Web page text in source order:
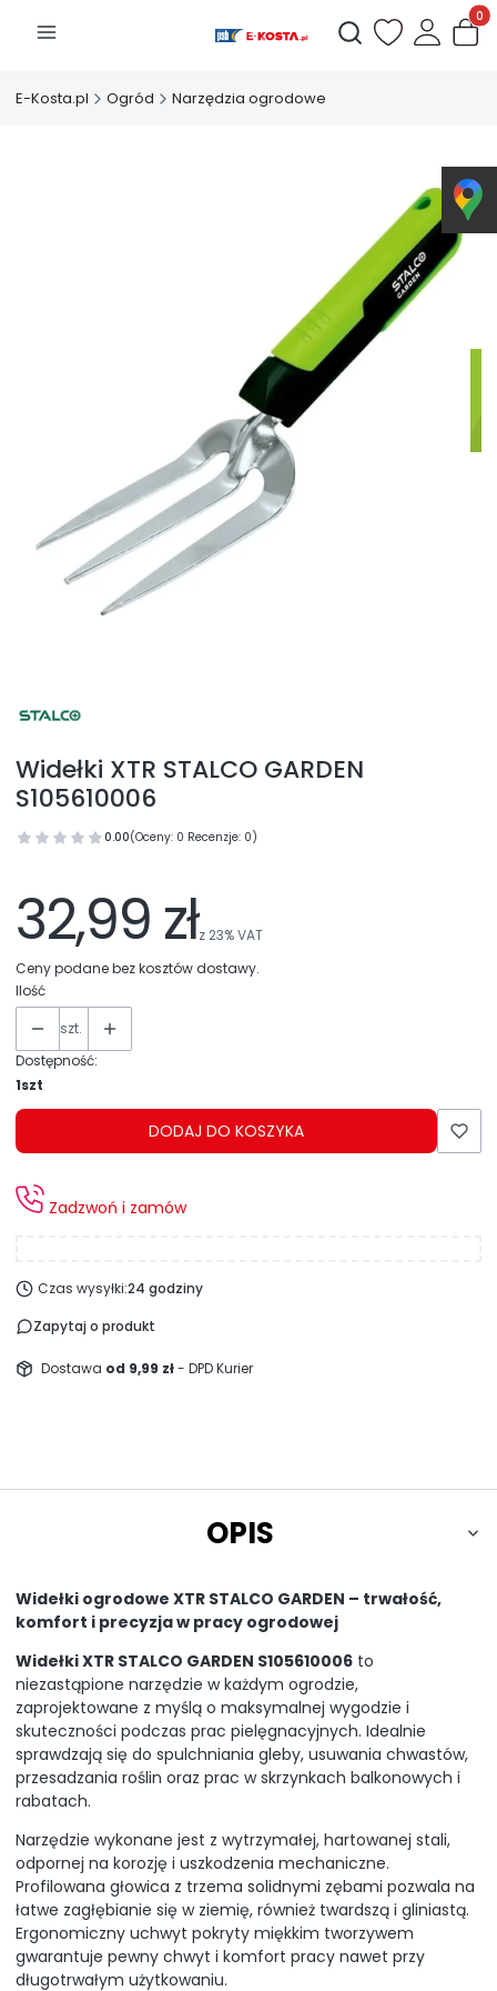
Otwórz wyszukiwarkę
E-Kosta.pl Ogród Narzędzia ogrodowe
Widełki XTR STALCO GARDEN
S105610006
0.00(Oceny: 0 Recenzje: 0)
32,99 złz 23%VAT
Ceny podane bez kosztów dostawy.
Ilość
szt.
Dostępność:
1szt
DODAJ DO KOSZYKA
Zadzwoń i zamów
Czas wysyłki:24 godziny
Zapytaj o produkt
Dostawa od 9,99 zł- DPD Kurier
OPIS
Widełki ogrodowe XTR STALCO GARDEN – trwałość,
komfort i precyzja w pracy ogrodowej
Widełki XTR STALCO GARDEN S105610006 to
niezastąpione narzędzie w każdym ogrodzie,
zaprojektowane z myślą o maksymalnej wygodzie i
skuteczności podczas prac pielęgnacyjnych. Idealnie
sprawdzają się do spulchniania gleby, usuwania chwastów,
przesadzania roślin oraz prac w skrzynkach balkonowych i
rabatach.
Narzędzie wykonane jest z wytrzymałej, hartowanej stali,
odpornej na korozję i uszkodzenia mechaniczne.
Profilowana głowica z trzema solidnymi zębami pozwala na
łatwe zagłębianie się w ziemię, również twardszą i gliniastą.
Ergonomiczny uchwyt pokryty miękkim tworzywem
gwarantuje pewny chwyt i komfort pracy nawet przy
długotrwałym użytkowaniu.